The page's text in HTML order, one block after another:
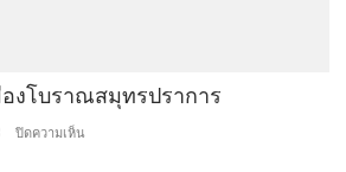
งโบราณสมุทรปราการ
ปิดความเห็น